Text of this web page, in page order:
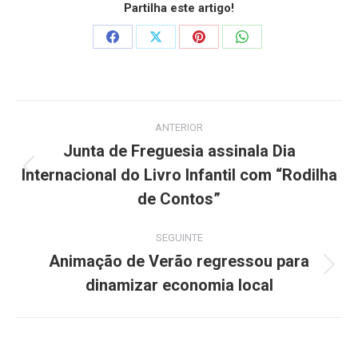
Partilha este artigo!
Share
Share
Share
Share
navigation
ANTERIOR
Previous
post:
Junta de Freguesia assinala Dia
Internacional do Livro Infantil com “Rodilha
de Contos”
SEGUINTE
post:
Animação de Verão regressou para
dinamizar economia local